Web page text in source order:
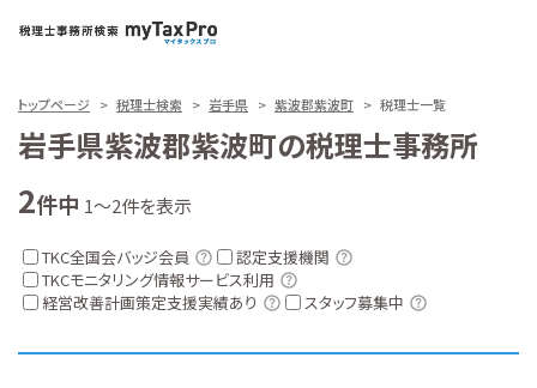
トップページ 税理士検索 岩手県 紫波郡紫波町 税理士一覧
岩手県紫波郡紫波町の税理士事務所
2件中 1～2件を表示
TKC全国会バッジ会員
認定支援機関
TKCモニタリング情報サービス利用
経営改善計画策定支援実績あり
スタッフ募集中